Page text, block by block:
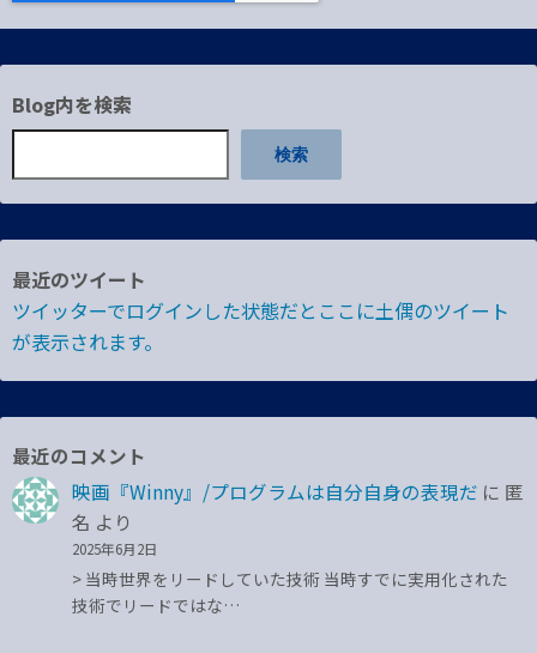
Blog内を検索
検索
最近のツイート
ツイッターでログインした状態だとここに土偶のツイート
が表示されます。
最近のコメント
映画『Winny』/プログラムは自分自身の表現だ に 匿
名 より
2025年6月2日
> 当時世界をリードしていた技術 当時すでに実用化された
技術でリードではな…